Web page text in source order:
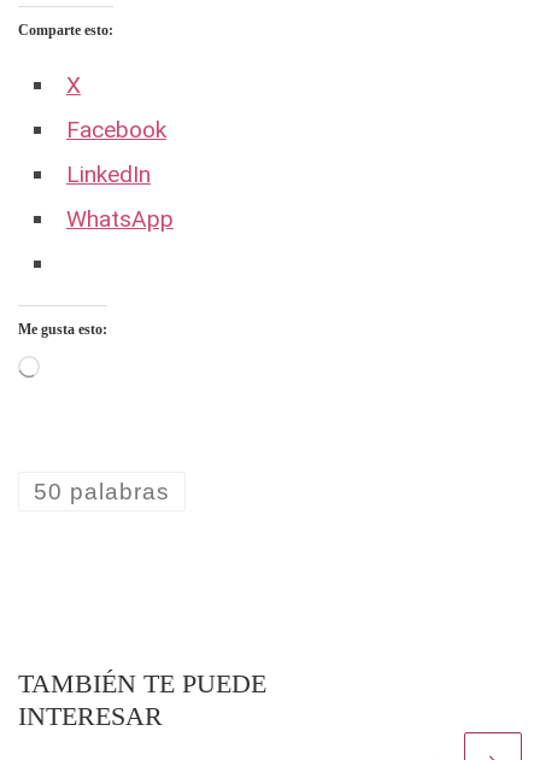
Comparte esto:
X
Facebook
LinkedIn
WhatsApp
Me gusta esto:
Cargando...
50 palabras
TAMBIÉN TE PUEDE
INTERESAR